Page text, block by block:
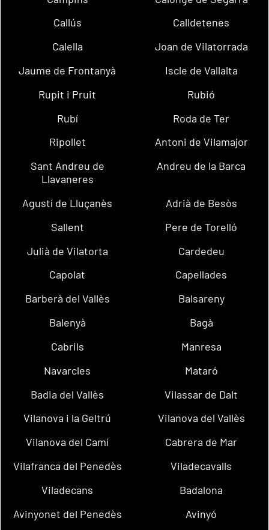
Callús
Calldetenes
Calella
Joan de Vilatorrada
Jaume de Frontanyà
Iscle de Vallalta
Rupit i Pruit
Rubió
Rubí
Roda de Ter
Ripollet
Antoni de Vilamajor
Sant Andreu de
Llavaneres
Andreu de la Barca
Agustí de Lluçanès
Adrià de Besòs
Sallent
Pere de Torelló
Julià de Vilatorta
Cardedeu
Capolat
Capellades
Barberà del Vallès
Balsareny
Balenyà
Bagà
Cabrils
Manresa
Navarcles
Mataró
Badia del Vallès
Vilassar de Dalt
Vilanova i la Geltrú
Vilanova del Vallès
Vilanova del Camí
Cabrera de Mar
Vilafranca del Penedès
Viladecavalls
Viladecans
Badalona
Avinyonet del Penedès
Avinyó